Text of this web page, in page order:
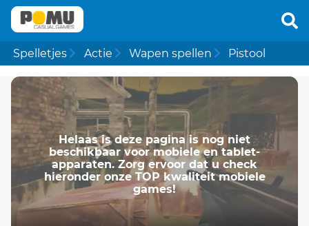
Spelletjes Actie Wapen spellen Pistool
Helaas is deze pagina is nog niet
beschikbaar voor mobiele en tablet-
apparaten. Zorg ervoor dat u check
hieronder onze TOP kwaliteit mobiele
games!